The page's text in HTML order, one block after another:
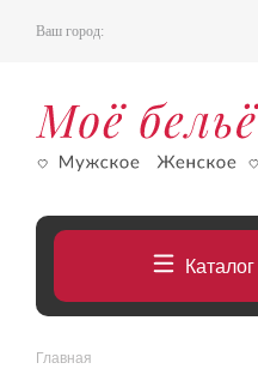
Ваш город:
Каталог
Главная